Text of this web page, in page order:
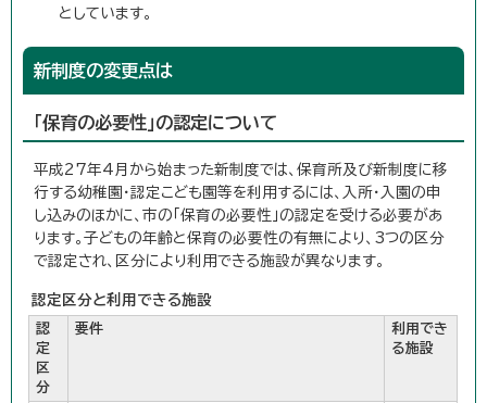
としています。
新制度の変更点は
「保育の必要性」の認定について
平成27年4月から始まった新制度では、保育所及び新制度に移
行する幼稚園・認定こども園等を利用するには、入所・入園の申
し込みのほかに、市の「保育の必要性」の認定を受ける必要があ
ります。子どもの年齢と保育の必要性の有無により、3つの区分
で認定され、区分により利用できる施設が異なります。
認定区分と利用できる施設
認
定
区
分
要件
利用でき
る施設